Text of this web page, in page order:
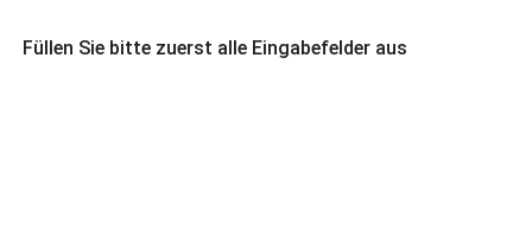
Füllen Sie bitte zuerst alle Eingabefelder aus